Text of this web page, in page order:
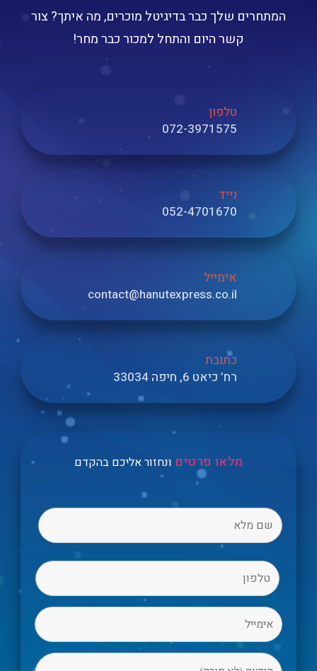
המתחרים שלך כבר בדיגיטל מוכרים, מה איתך? צור
קשר היום והתחל למכור כבר מחר!
טלפון
072-3971575
נייד
052-4701670
אימייל
contact@hanutexpress.co.il
כתובת
רח’ כיאט 6, חיפה 33034
מלאו פרטים ונחזור אליכם בהקדם